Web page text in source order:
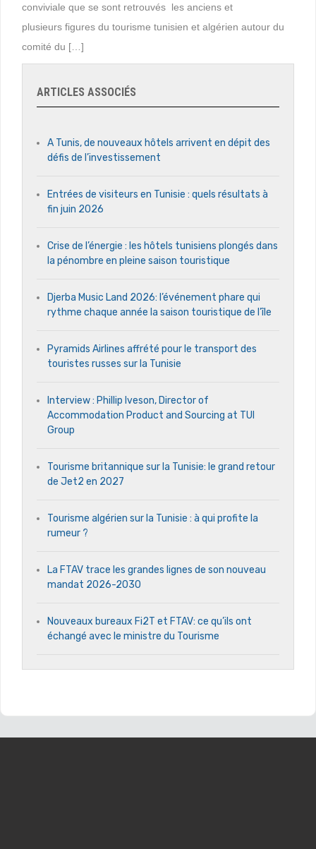
conviviale que se sont retrouvés les anciens et
plusieurs figures du tourisme tunisien et algérien autour du
comité du […]
ARTICLES ASSOCIÉS
A Tunis, de nouveaux hôtels arrivent en dépit des
défis de l’investissement
Entrées de visiteurs en Tunisie : quels résultats à
fin juin 2026
Crise de l’énergie : les hôtels tunisiens plongés dans
la pénombre en pleine saison touristique
Djerba Music Land 2026: l’événement phare qui
rythme chaque année la saison touristique de l’île
Pyramids Airlines affrété pour le transport des
touristes russes sur la Tunisie
Interview : Phillip Iveson, Director of
Accommodation Product and Sourcing at TUI
Group
Tourisme britannique sur la Tunisie: le grand retour
de Jet2 en 2027
Tourisme algérien sur la Tunisie : à qui profite la
rumeur ?
La FTAV trace les grandes lignes de son nouveau
mandat 2026-2030
Nouveaux bureaux Fi2T et FTAV: ce qu’ils ont
échangé avec le ministre du Tourisme